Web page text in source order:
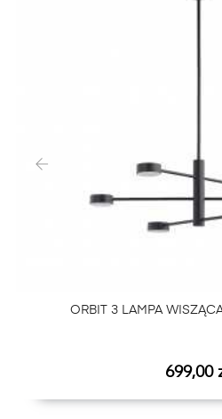
ORBIT 3 LAMPA
Cena
699,00